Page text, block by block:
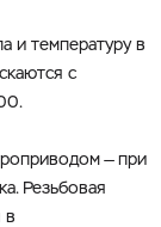
и температуру в
с
.
— при
. Резьбовая
в